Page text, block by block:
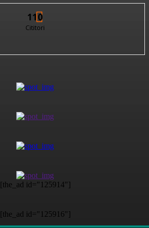
110
Cititori
[the_ad id="125914"]
[the_ad id="125916"]